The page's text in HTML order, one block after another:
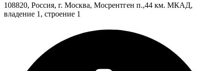
108820, Россия, г. Москва, Мосрентген п.,44 км. МКАД,
владение 1, строение 1